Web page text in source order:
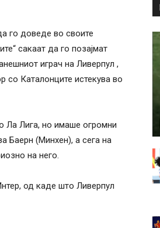
го доведе во своите
сакаат да го позајмат
играч на Ливерпул ,
со Каталонците истекува во
Ла Лига, но имаше огромни
Баерн (Минхен), а сега на
на него.
од каде што Ливерпул